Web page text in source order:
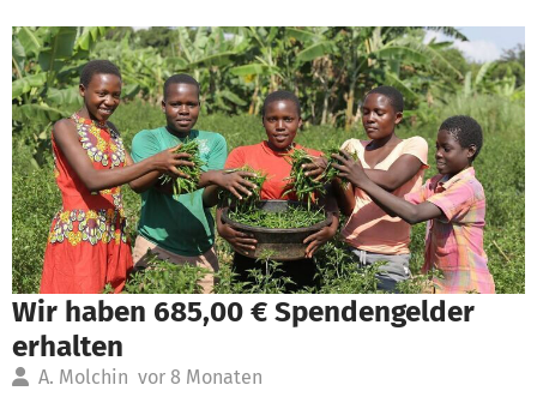
Wir haben 685,00 € Spendengelder
erhalten
A. Molchin vor 8 Monaten